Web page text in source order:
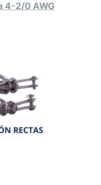
4-2/0 AWG